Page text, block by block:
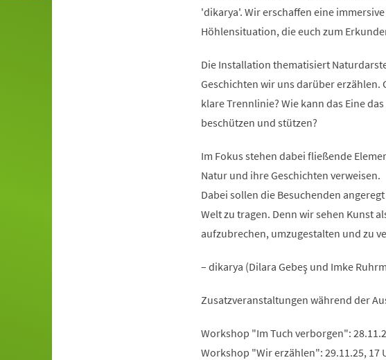
'dikarya'. Wir erschaffen eine immersive
Höhlensituation, die euch zum
Die Installation thematisiert
Geschichten wir uns darüber erzählen.
klare Trennlinie? Wie kann das Eine
beschützen und stützen?
Im Fokus stehen dabei fließende
Natur und ihre Geschichten verweisen.
Dabei sollen die Besuchenden
Welt zu tragen. Denn wir sehen Kunst
aufzubrechen, umzugestalten und zu
– dikarya (Dilara Gebeş und Imke
Zusatzveranstaltungen während der
Workshop "Im Tuch verborgen":
Workshop "Wir erzählen": 29.11.25, 17